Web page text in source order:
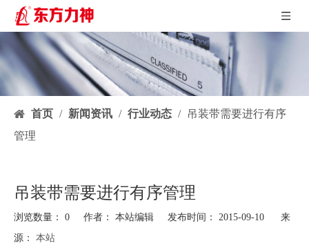
首页 / 新闻资讯 / 行业动态 / 吊装带需要进行有序
管理
吊装带需要进行有序管理
浏览数量： 0 作者： 本站编辑 发布时间： 2015-09-10 来
源： 本站